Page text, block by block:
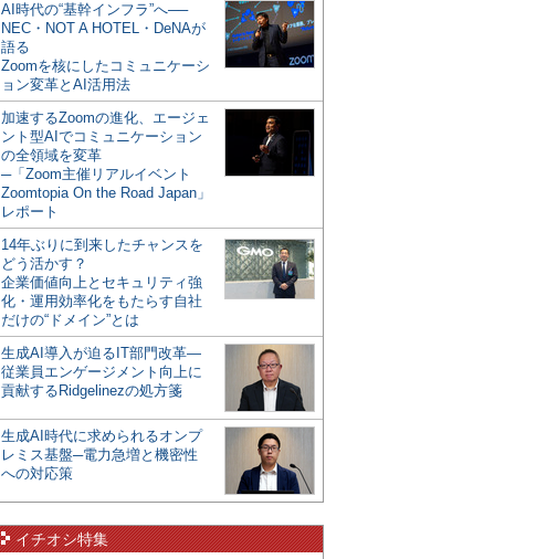
AI時代の“基幹インフラ”へ──
NEC・NOT A HOTEL・DeNAが
語る
Zoomを核にしたコミュニケーシ
ョン変革とAI活用法
加速するZoomの進化、エージェ
ント型AIでコミュニケーション
の全領域を変革
─「Zoom主催リアルイベント
Zoomtopia On the Road Japan」
レポート
14年ぶりに到来したチャンスを
どう活かす？
企業価値向上とセキュリティ強
化・運用効率化をもたらす自社
だけの“ドメイン”とは
生成AI導入が迫るIT部門改革―
従業員エンゲージメント向上に
貢献するRidgelinezの処方箋
生成AI時代に求められるオンプ
レミス基盤─電力急増と機密性
への対応策
イチオシ特集